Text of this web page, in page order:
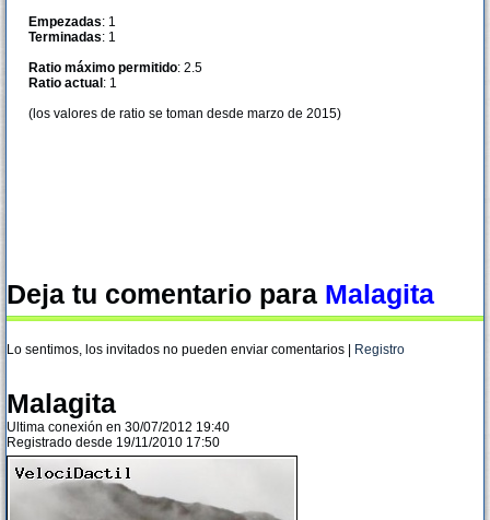
Empezadas: 1
Terminadas: 1
Ratio máximo permitido: 2.5
Ratio actual : 1
(los valores de ratio se toman desde marzo de 2015)
Deja tu comentario para Malagita
Lo sentimos, los invitados no pueden enviar comentarios | Registro
Malagita
Ultima conexión en 30/07/2012 19:40
Registrado desde 19/11/2010 17:50